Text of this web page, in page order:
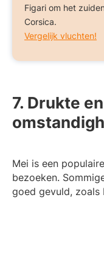
Figari om het
Corsica.
Vergelijk vluchten!
7. Drukte
Mei is een
bezoeken.
goed gevuld, zoals